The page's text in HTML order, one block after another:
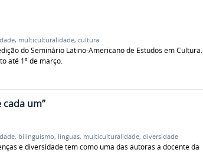
, multiculturalidade, cultura
do Seminário Latino-Americano de Estudos em Cultura.
até 1º de março.
um”
, bilinguismo, línguas, multiculturalidade, diversidade
e diversidade tem como uma das autoras a docente da